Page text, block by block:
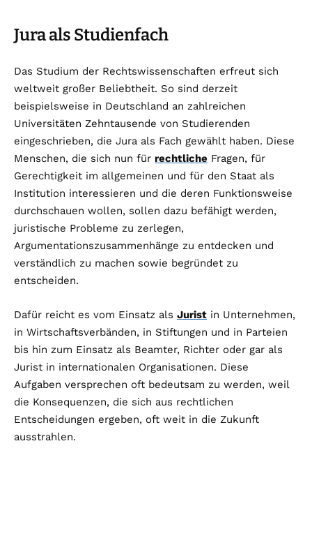
Jura als Studienfach
Das Studium der Rechtswissenschaften erfreut sich
weltweit großer Beliebtheit. So sind derzeit
beispielsweise in Deutschland an zahlreichen
Universitäten Zehntausende von Studierenden
eingeschrieben, die Jura als Fach gewählt haben. Diese
Menschen, die sich nun für rechtliche Fragen, für
Gerechtigkeit im allgemeinen und für den Staat als
Institution interessieren und die deren Funktionsweise
durchschauen wollen, sollen dazu befähigt werden,
juristische Probleme zu zerlegen,
Argumentationszusammenhänge zu entdecken und
verständlich zu machen sowie begründet zu
entscheiden.
Dafür reicht es vom Einsatz als Jurist in Unternehmen,
in Wirtschaftsverbänden, in Stiftungen und in Parteien
bis hin zum Einsatz als Beamter, Richter oder gar als
Jurist in internationalen Organisationen. Diese
Aufgaben versprechen oft bedeutsam zu werden, weil
die Konsequenzen, die sich aus rechtlichen
Entscheidungen ergeben, oft weit in die Zukunft
ausstrahlen.